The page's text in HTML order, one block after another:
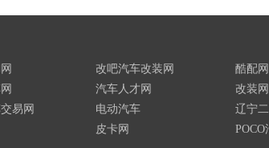
易网
改吧汽车改装网
汽车人才网
电动汽车
皮卡网
酷配网
改装网
辽宁
POCO